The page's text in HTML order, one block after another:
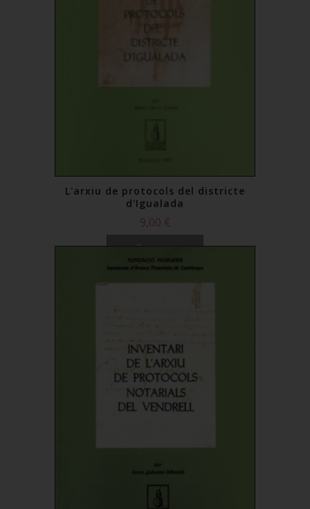
L'arxiu de protocols del districte
d'Igualada
9,00 €
Comprar